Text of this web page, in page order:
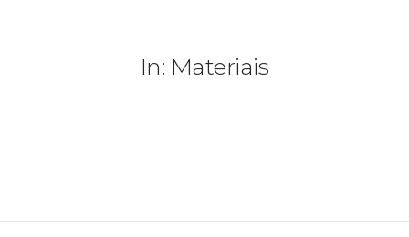
In: Materiais